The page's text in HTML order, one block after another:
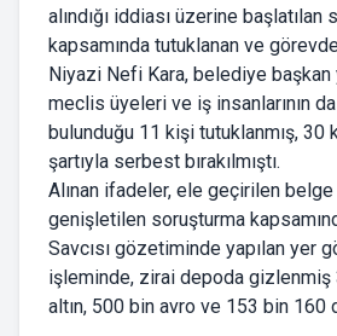
alındığı iddiası üzerine başlatılan
kapsamında tutuklanan ve
Niyazi Nefi Kara, belediye başkan
meclis üyeleri ve iş insanlarının da
bulunduğu 11 kişi tutuklanmış,
şartıyla serbest bırakılmıştı.
Alınan ifadeler, ele geçirilen belge
genişletilen soruşturma
Savcısı gözetiminde yapılan yer
işleminde, zirai depoda
altın, 500 bin avro ve 153 bin 160